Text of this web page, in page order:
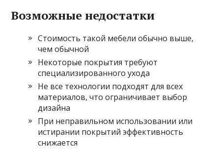
Возможные недостатки
Стоимость такой мебели обычно выше,
чем обычной
Некоторые покрытия требуют
специализированного ухода
Не все технологии подходят для всех
материалов, что ограничивает выбор
дизайна
При неправильном использовании или
истирании покрытий эффективность
снижается